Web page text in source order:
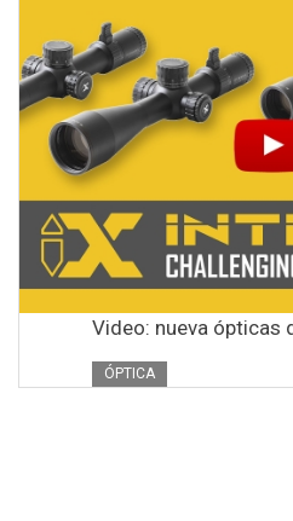
Video: nueva ópticas
ÓPTICA